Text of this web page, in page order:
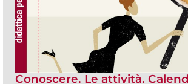
Conoscere. Le attività.